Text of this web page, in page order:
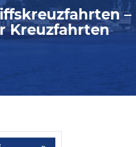
–
Kreuzfahrten